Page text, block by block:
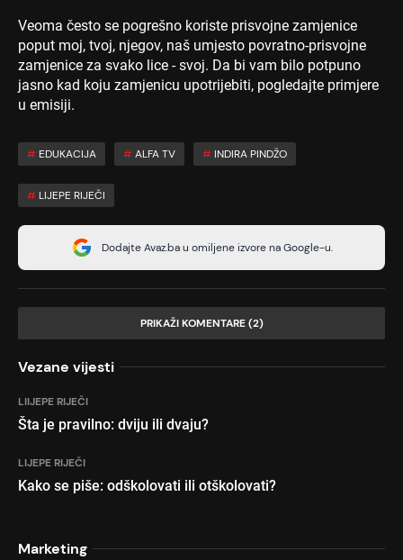
Veoma često se pogrešno koriste prisvojne zamjenice
poput moj, tvoj, njegov, naš umjesto povratno-prisvojne
zamjenice za svako lice - svoj. Da bi vam bilo potpuno
jasno kad koju zamjenicu upotrijebiti, pogledajte primjere
u emisiji.
# EDUKACIJA #ALFA TV # INDIRA PINDŽO
# LIJEPE RIJEČI
Dodajte Avaz.ba u omiljene izvore na Google-u.
PRIKAŽI KOMENTARE (2)
Vezane vijesti
LIIJEPE RIJEČI
Šta je pravilno: dviju ili dvaju?
LIJEPE RIJEČI
Kako se piše: odškolovati ili otškolovati?
Marketing